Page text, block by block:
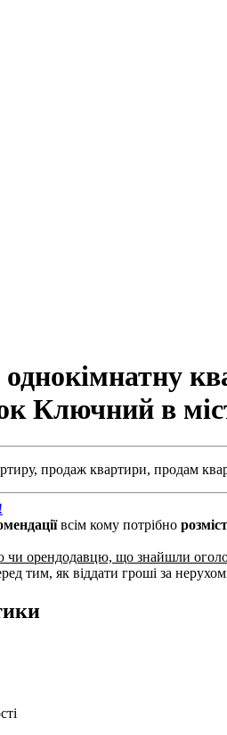
Ключний в
продаж квартири, продам
всім кому потрібно
чи орендодавцю, що знайшли
тим, як віддати гроші за